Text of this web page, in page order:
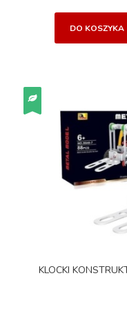
DO KOSZYKA
KLOCKI